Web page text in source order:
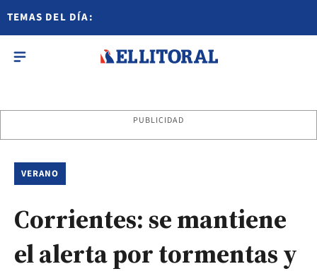
TEMAS DEL DÍA:
PUBLICIDAD
VERANO
Corrientes: se mantiene
el alerta por tormentas y